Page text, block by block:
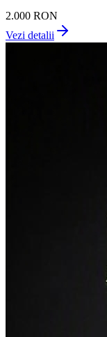
2.000 RON
Vezi detalii